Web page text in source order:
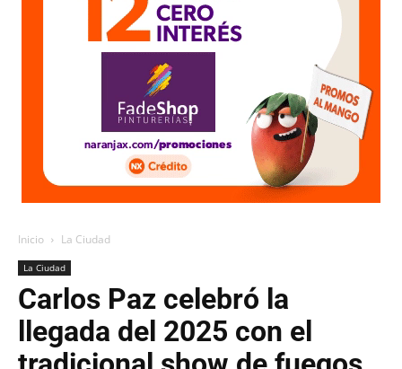
Inicio La Ciudad
La Ciudad
Carlos Paz celebró la
llegada del 2025 con el